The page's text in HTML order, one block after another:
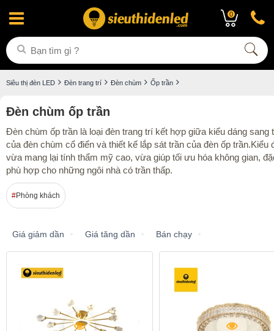
0
Siêu thị đèn LED Đèn trang trí Đèn chùm Ốp trần
Đèn chùm ốp trần
Đèn chùm ốp trần là loại đèn trang trí kết hợp giữa kiểu dáng sang
của đèn chùm cổ điển và thiết kế lắp sát trần của đèn ốp trần.Kiểu
vừa mang lại tính thẩm mỹ cao, vừa giúp tối ưu hóa không gian,
phù hợp cho những ngôi nhà có trần thấp.
Phòng khách
Giá giảm dần Giá tăng dần Bán chạy